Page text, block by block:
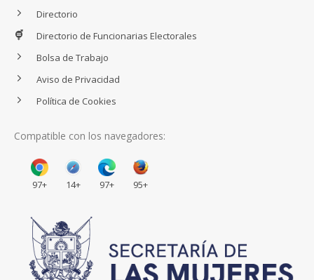
Directorio
Directorio de Funcionarias Electorales
Bolsa de Trabajo
Aviso de Privacidad
Política de Cookies